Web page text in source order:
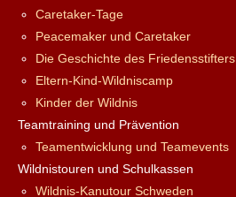
Caretaker-Tage
Peacemaker und Caretaker
Die Geschichte des Friedensstifters
Eltern-Kind-Wildniscamp
Kinder der Wildnis
Teamtraining und Prävention
Teamentwicklung und Teamevents
Wildnistouren und Schulkassen
Wildnis-Kanutour Schweden